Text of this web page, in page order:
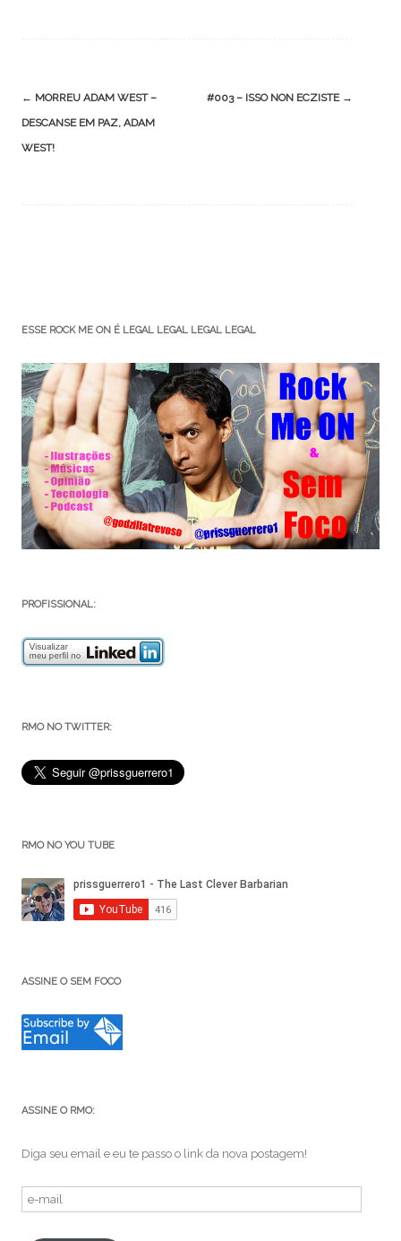
Post
navigation
← MORREU ADAM WEST –
DESCANSE EM PAZ, ADAM
WEST!
#003 – ISSO NON ECZISTE →
ESSE ROCK ME ON É LEGAL LEGAL LEGAL LEGAL
PROFISSIONAL:
RMO NO TWITTER:
RMO NO YOU TUBE
ASSINE O SEM FOCO
ASSINE O RMO:
Diga seu email e eu te passo o link da nova postagem!
e-